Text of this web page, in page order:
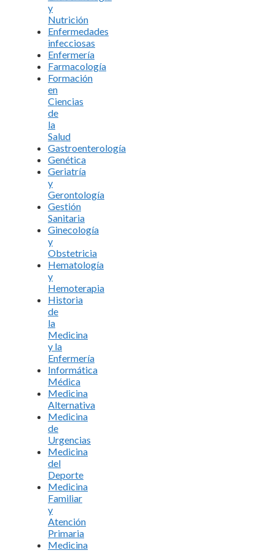
y
Nutrición
Enfermedades
infecciosas
Enfermería
Farmacología
Formación
en
Ciencias
de
la
Salud
Gastroenterología
Genética
Geriatría
y
Gerontología
Gestión
Sanitaria
Ginecología
y
Obstetricia
Hematología
y
Hemoterapia
Historia
de
la
Medicina
y la
Enfermería
Informática
Médica
Medicina
Alternativa
Medicina
de
Urgencias
Medicina
del
Deporte
Medicina
Familiar
y
Atención
Primaria
Medicina